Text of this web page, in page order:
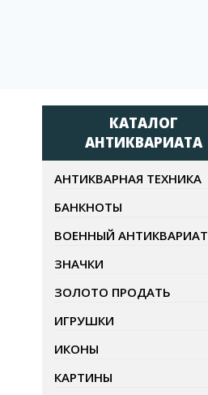
КАТАЛОГ
АНТИКВАРИАТА
АНТИКВАРНАЯ ТЕХНИКА
БАНКНОТЫ
ВОЕННЫЙ АНТИКВАРИАТ
ЗНАЧКИ
ЗОЛОТО ПРОДАТЬ
ИГРУШКИ
ИКОНЫ
КАРТИНЫ